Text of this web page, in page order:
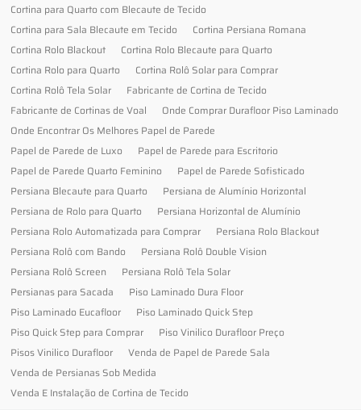
Cortina para Quarto com Blecaute de Tecido
Cortina para Sala Blecaute em Tecido
Cortina Persiana Romana
Cortina Rolo Blackout
Cortina Rolo Blecaute para Quarto
Cortina Rolo para Quarto
Cortina Rolô Solar para Comprar
Cortina Rolô Tela Solar
Fabricante de Cortina de Tecido
Fabricante de Cortinas de Voal
Onde Comprar Durafloor Piso Laminado
Onde Encontrar Os Melhores Papel de Parede
Papel de Parede de Luxo
Papel de Parede para Escritorio
Papel de Parede Quarto Feminino
Papel de Parede Sofisticado
Persiana Blecaute para Quarto
Persiana de Alumínio Horizontal
Persiana de Rolo para Quarto
Persiana Horizontal de Alumínio
Persiana Rolo Automatizada para Comprar
Persiana Rolo Blackout
Persiana Rolô com Bando
Persiana Rolô Double Vision
Persiana Rolô Screen
Persiana Rolô Tela Solar
Persianas para Sacada
Piso Laminado Dura Floor
Piso Laminado Eucafloor
Piso Laminado Quick Step
Piso Quick Step para Comprar
Piso Vinilico Durafloor Preço
Pisos Vinilico Durafloor
Venda de Papel de Parede Sala
Venda de Persianas Sob Medida
Venda E Instalação de Cortina de Tecido